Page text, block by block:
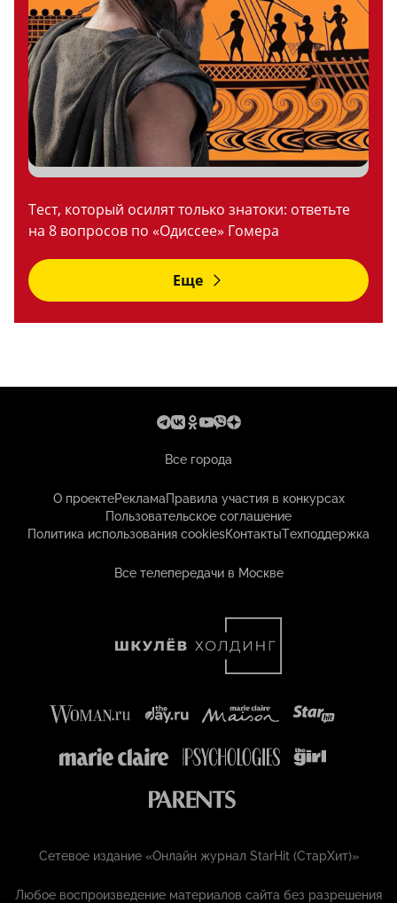
Тест, который осилят только знатоки: ответьте
на 8 вопросов по «Одиссее» Гомера
Еще
Все города
О проектеРекламаПравила участия в конкурсах
Пользовательское соглашение
Политика использования cookiesКонтактыТехподдержка
Все телепередачи в Москве
Сетевое издание «Онлайн журнал StarHit (СтарХит)»
Любое воспроизведение материалов сайта без разрешения